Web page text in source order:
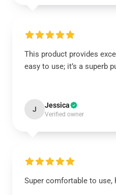
This product provides
easy to use; it’s a superb
J Jessica
Verified owner
Super comfortable to use,